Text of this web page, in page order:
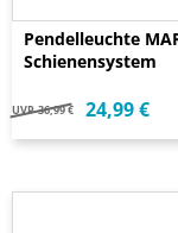
Pendelleuchte
Schienensystem
UVP 36,99 € 24,99 €